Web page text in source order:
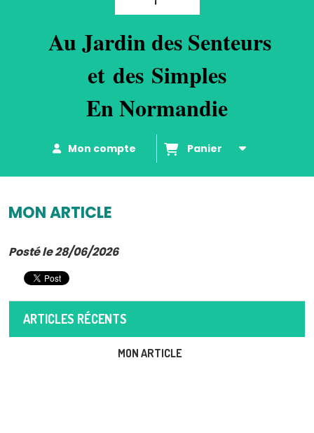
AuJardin des Senteurs
et des Simples
En Normandie
Mon compte Panier
MON ARTICLE
Posté le 28/06/2026
ARTICLES RÉCENTS
MON ARTICLE